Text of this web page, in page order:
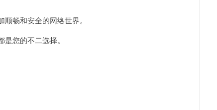
畅和安全的网络世界。
您的不二选择。